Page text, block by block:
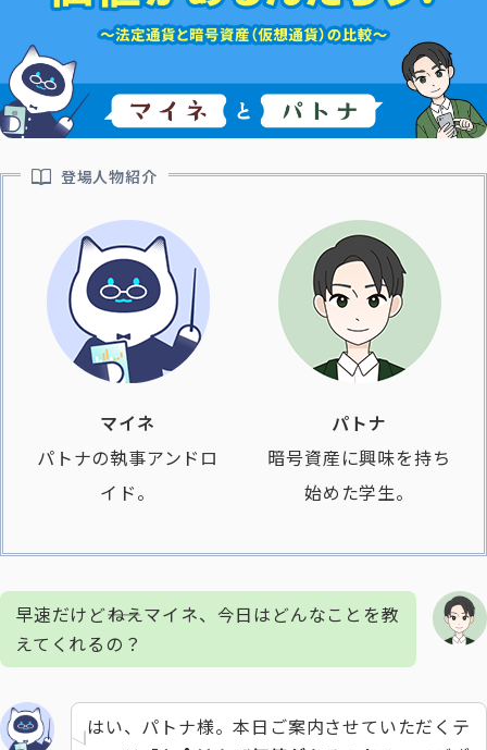
登場人物紹介
マイネ
パトナの執事アンドロ
イド。
パトナ
暗号資産に興味を持ち
始めた学生。
早速だけど――ねえマイネ、今日はどんなことを教
えてくれるの？
はい、パトナ様。本日ご案内させていただくテ